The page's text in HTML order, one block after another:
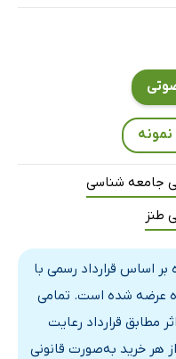
23 دقیقه
14 دقیقه
جامعه شناسی
طنز
اساس قرارداد رسمی با
عرضه شده است. تمامی
مطابق قرارداد رعایت
هر خرید به‌صورت قانونی